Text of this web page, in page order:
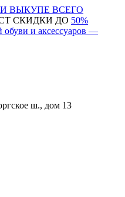
ВЫКУПЕ ВСЕГО
СКИДКИ ДО 50%
ш., дом 13